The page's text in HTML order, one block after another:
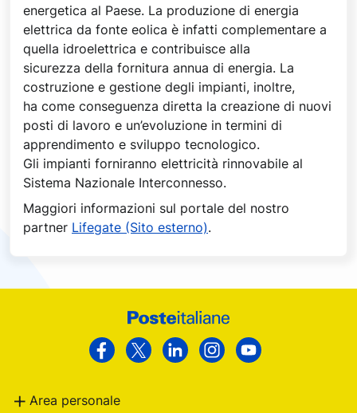
energetica al Paese. La produzione di energia
elettrica da fonte eolica è infatti complementare a
quella idroelettrica e contribuisce alla
sicurezza della fornitura annua di energia. La
costruzione e gestione degli impianti, inoltre,
ha come conseguenza diretta la creazione di nuovi
posti di lavoro e un’evoluzione in termini di
apprendimento e sviluppo tecnologico.
Gli impianti forniranno elettricità rinnovabile al
Sistema Nazionale Interconnesso. ​
Maggiori informazioni sul portale del nostro
partner Lifegate (Sito esterno).
Facebook
Twitter LinkedinInstagram
Area personale